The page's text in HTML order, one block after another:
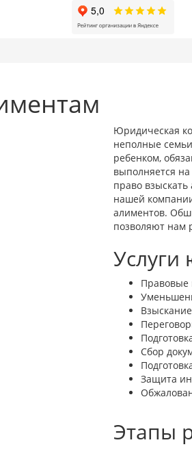
Юридическая
неполные
ребенком,
выполняется
право
нашей
алиментов.
позволяют нам
Услуги
Правовые
Сбор
Защита
Этапы